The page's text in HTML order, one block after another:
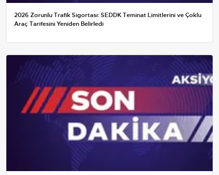
2026 Zorunlu Trafik Sigortası: SEDDK Teminat Limitlerini ve Çoklu
Araç Tarifesini Yeniden Belirledi